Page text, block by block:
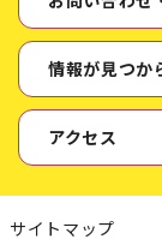
情報が見つか
アクセス
サイトマップ